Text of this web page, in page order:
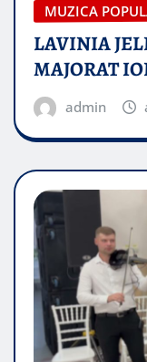
MUZICA
LAVINIA
MAJORAT
admin